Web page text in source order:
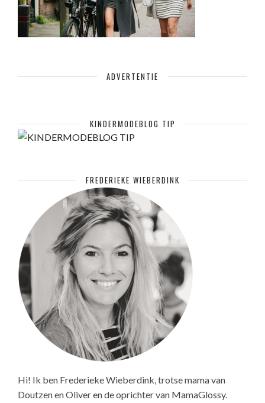
ADVERTENTIE
KINDERMODEBLOG TIP
FREDERIEKE WIEBERDINK
Hi! Ik ben Frederieke Wieberdink, trotse mama van
Doutzen en Oliver en de oprichter van MamaGlossy.